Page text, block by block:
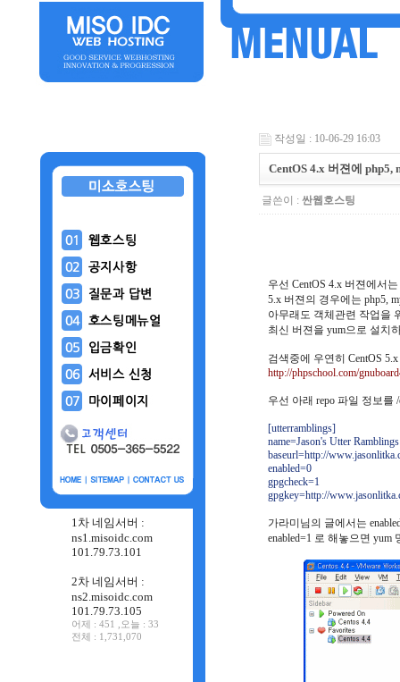
1차 네임서버 :
ns1.misoidc.com
101.79.73.101
2차 네임서버 :
ns2.misoidc.com
101.79.73.105
어제 : 451 ,오늘 : 33
전체 : 1,731,070
작성일 : 10-06-29 16:03
CentOS 4.x 버젼에
글쓴이 : 싼웹호스팅
우선 CentOS 4.x 버젼에서
5.x 버젼의 경우에는 php5,
아무래도 객체관련 작업을
최신 버젼을 yum으로 설치
검색중에 우연히 CentOS
http://phpschool.com/
우선 아래 repo 파일 정보를 /
[utterramblings]
name=Jason's Utter
baseurl=http://
enabled=0
gpgcheck=1
gpgkey=http://
가라미님의 글에서는
enabled=1 로 해놓으면